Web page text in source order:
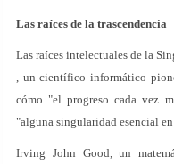
Las raíces de la trascendencia
Las raíces intelectuales de la
, un científico informático
cómo "el progreso cada vez
"alguna singularidad esencial
Irving John Good, un